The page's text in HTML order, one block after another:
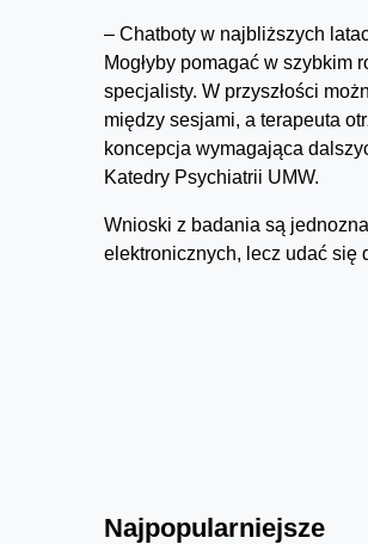
– Chatboty w najbliższych
Mogłyby pomagać w
specjalisty. W przyszłości
między sesjami, a terapeuta
koncepcja wymagająca
Katedry Psychiatrii UMW.
Wnioski z badania są
elektronicznych, lecz udać się
Najpopularniejsze